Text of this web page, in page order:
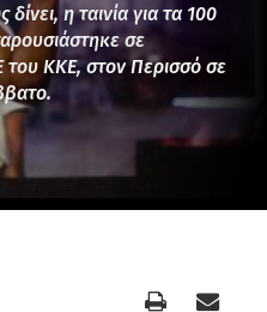
η ταινία για τα 100
σε
ΚΚΕ, στον Περισσό σε